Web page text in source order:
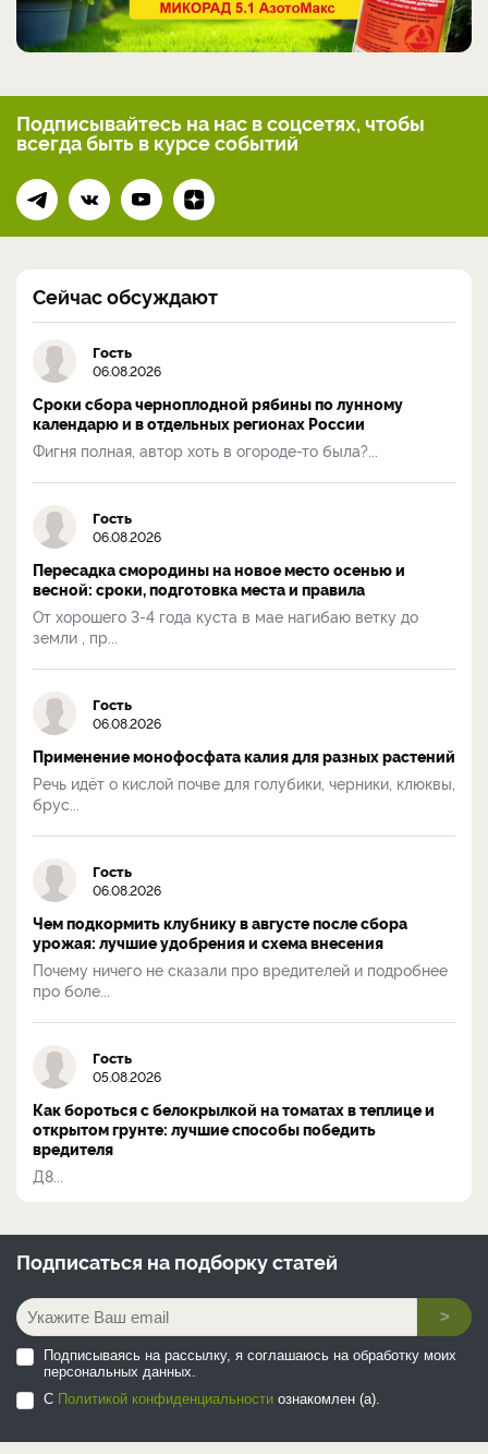
Подписывайтесь на нас в соцсетях, чтобы
всегдабыть в курсе событий
Сейчас обсуждают
Гость
06.08.2026
Сроки сбора черноплодной рябины по лунному
календарю и в отдельных регионах России
Фигня полная, автор хоть в огороде-то была?...
Гость
06.08.2026
Пересадка смородины на новое место осенью и
весной: сроки, подготовка места и правила
От хорошего 3-4 года куста в мае нагибаю ветку до
земли , пр...
Гость
06.08.2026
Применение монофосфата калия для разных растений
Речь идёт о кислой почве для голубики, черники, клюквы,
брус...
Гость
06.08.2026
Чем подкормить клубнику в августе после сбора
урожая: лучшие удобрения и схема внесения
Почему ничего не сказали про вредителей и подробнее
про боле...
Гость
05.08.2026
Как бороться с белокрылкой на томатах в теплице и
открытом грунте: лучшие способы победить
вредителя
Д8...
Подписаться на подборку статей
>
Подписываясь на рассылку, я соглашаюсь на обработку моих
персональных данных.
С Политикой конфиденциальности ознакомлен (а).